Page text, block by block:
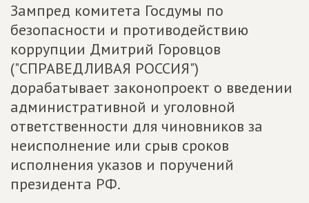
Зампред комитета Госдумы по
безопасности и противодействию
коррупции Дмитрий Горовцов
("СПРАВЕДЛИВАЯ РОССИЯ")
дорабатывает законопроект о введении
административной и уголовной
ответственности для чиновников за
неисполнение или срыв сроков
исполнения указов и поручений
президента РФ.